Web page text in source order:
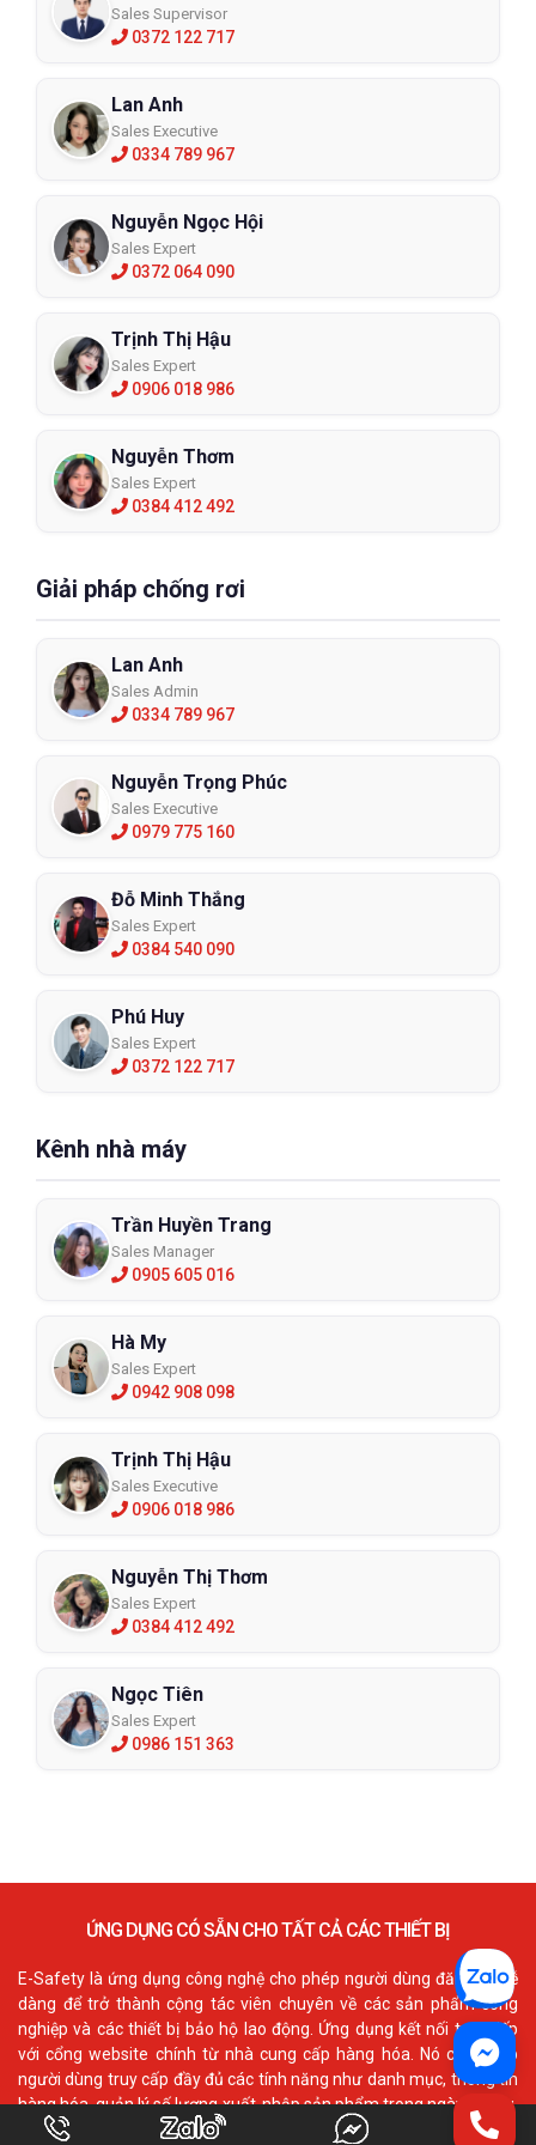
Sales Supervisor
0372 122 717
Lan Anh
Sales Executive
0334 789 967
Nguyễn Ngọc Hội
Sales Expert
0372 064 090
Trịnh Thị Hậu
Sales Expert
0906 018 986
Nguyễn Thơm
Sales Expert
0384 412 492
Giải pháp chống rơi
Lan Anh
Sales Admin
0334 789 967
Nguyễn Trọng Phúc
Sales Executive
0979 775 160
Đỗ Minh Thắng
Sales Expert
0384 540 090
Phú Huy
Sales Expert
0372 122 717
Kênh nhà máy
Trần Huyền Trang
Sales Manager
0905 605 016
Hà My
Sales Expert
0942 908 098
Trịnh Thị Hậu
Sales Executive
0906 018 986
Nguyễn Thị Thơm
Sales Expert
0384 412 492
Ngọc Tiên
Sales Expert
0986 151 363
ỨNG DỤNG CÓ SẴN CHO TẤT CẢ CÁC THIẾT BỊ
E-Safety là ứng dụng công nghệ cho phép người dùng đăng ký dễ
dàng để trở thành cộng tác viên chuyên về các sản phẩm công
nghiệp và các thiết bị bảo hộ lao động. Ứng dụng kết nối trực tiếp
với cổng website chính từ nhà cung cấp hàng hóa. Nó cho phép
người dùng truy cấp đầy đủ các tính năng như danh mục, thông tin
hàng hóa, quản lý số lượng xuất-nhập sản phẩm trong ngày, tháng,
năm. Đồng thời kiểm soát chính xác về doanh số thu vào và ra.